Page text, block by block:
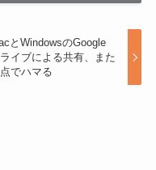
とWindowsのGoogle
ライブによる共有、また
でハマる